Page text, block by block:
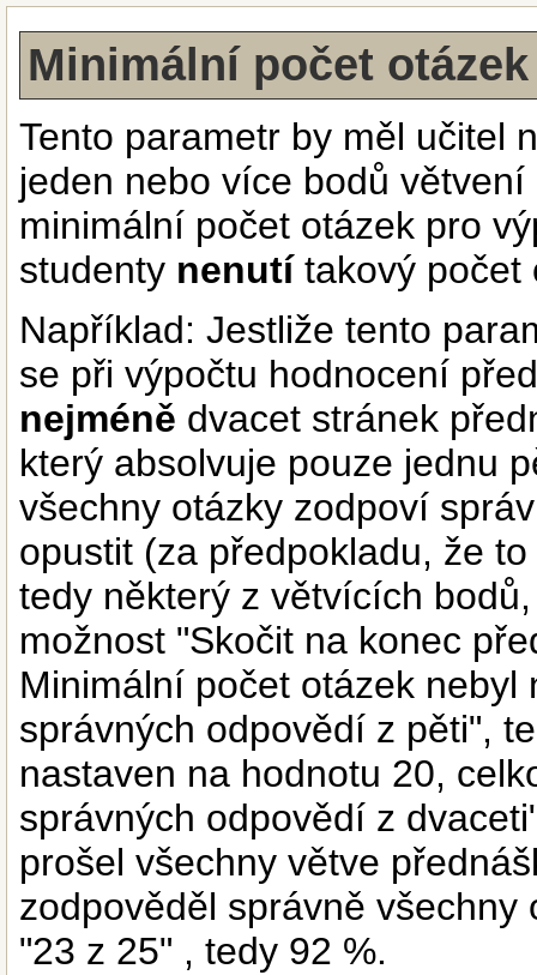
Minimální počet otázek
Tento parametr by měl učitel
jeden nebo více bodů
minimální počet otázek pro
studenty nenutítakový počet
Například: Jestliže tento
se při výpočtu hodnocení
nejméně dvacet stránek
který absolvuje pouze jednu
všechny otázky zodpoví
opustit (za předpokladu, že
tedy některý z větvících
možnost "Skočit na konec
Minimální počet otázek
správných odpovědí z pěti",
nastaven na hodnotu 20,
správných odpovědí z
prošel všechny větve
zodpověděl správně
"23 z 25" , tedy 92 %.